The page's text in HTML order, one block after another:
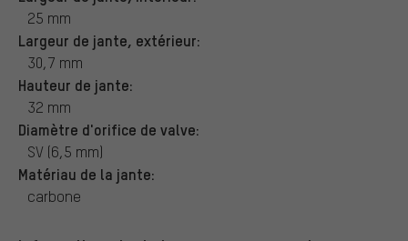
25 mm
Largeur de jante, extérieur:
30,7 mm
Hauteur de jante:
32 mm
Diamètre d'orifice de valve:
SV (6,5 mm)
Matériau de la jante:
carbone